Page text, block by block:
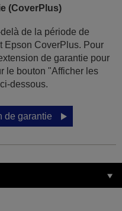
(CoverPlus)
de la période de
Epson CoverPlus. Pour
de garantie pour
le bouton "Afficher les
dessous.
de garantie